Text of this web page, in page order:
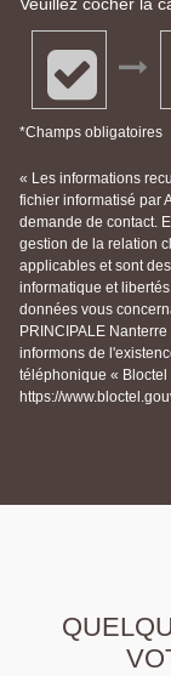
Veuillez cocher la
*Champs obligatoires
« Les informations
fichier informatisé par
demande de contact.
gestion de la relation
applicables et sont
informatique et
données vous
PRINCIPALE
informons de
téléphonique «
https://